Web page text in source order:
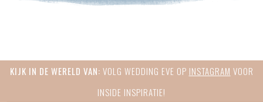
Primary
KIJK IN DE WERELD VAN: VOLG WEDDING EVE OP INSTAGRAM VOOR
INSIDE INSPIRATIE!